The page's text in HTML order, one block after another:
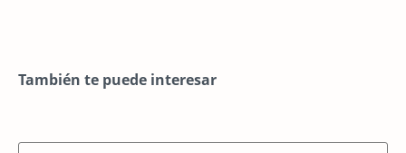
También te puede interesar